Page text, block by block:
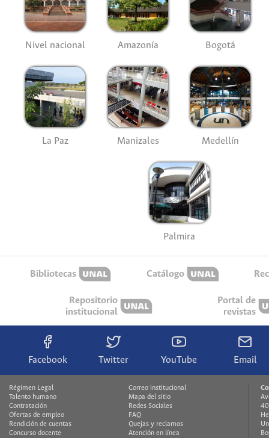
Nivel nacional Amazonía Bogotá
La Paz Manizales Medellín
Palmira
Bibliotecas Catálogo
Repositorio
institucional
Portal de
revistas
Facebook Twitter YouTube Email
Régimen Legal
Talento humano
Contratación
Ofertas de empleo
Rendición de cuentas
Concurso docente
Correo institucional
Mapa del sitio
Redes Sociales
FAQ
Quejas y reclamos
Atención en línea